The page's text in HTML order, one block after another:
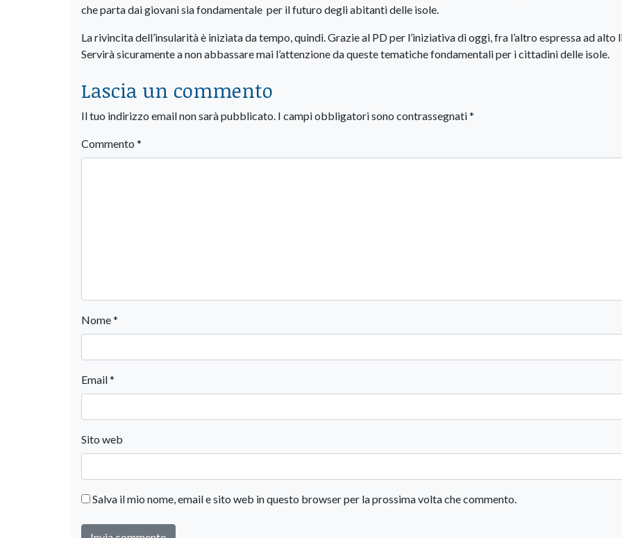
che parta dai giovani sia fondamentale per il futuro degli abitanti delle isole.
La rivincita dell’insularità è iniziata da tempo, quindi. Grazie al PD per l’iniziativa di oggi, fra l’altro espressa ad alto
Servirà sicuramente a non abbassare mai l’attenzione da queste tematiche fondamentali per i cittadini delle isole.
Lascia un commento
Il tuo indirizzo email non sarà pubblicato. I campi obbligatori sono contrassegnati*
Commento *
Nome*
Email*
Sito web
Salva il mio nome, email e sito web in questo browser per la prossima volta che commento.